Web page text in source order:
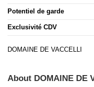
Potentiel de garde
Exclusivité CDV
DOMAINE DE VACCELLI
About DOMAINE DE